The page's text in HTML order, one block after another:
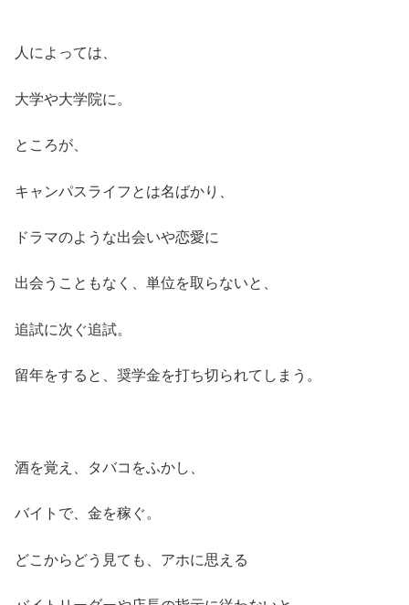
人によっては、
大学や大学院に。
ところが、
キャンパスライフとは名ばかり、
ドラマのような出会いや恋愛に
出会うこともなく、単位を取らないと、
追試に次ぐ追試。
留年をすると、奨学金を打ち切られてしまう。
酒を覚え、タバコをふかし、
バイトで、金を稼ぐ。
どこからどう見ても、アホに思える